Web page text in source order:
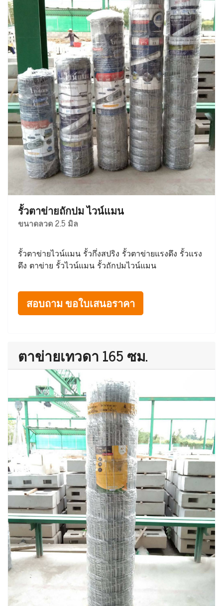
รั้วตาข่ายถักปม ไวน์แมน
ขนาดลวด 2.5 มิล
รั้วตาข่ายไวน์แมน รั้วกึ่งสปริง รั้วตาข่ายแรงดึง รั้วแรง
ดึง ตาข่าย รั้วไวน์แมน รั้วถักปมไวน์แมน
สอบถาม ขอใบเสนอราคา
ตาข่ายเทวดา 165 ซม.